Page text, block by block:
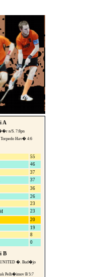
A
n/S. 7:8pn
Hav� 4:6
55
46
37
37
36
26
23
23
20
19
8
0
B
�. Bud�jo
Pelh�imov B 5:7